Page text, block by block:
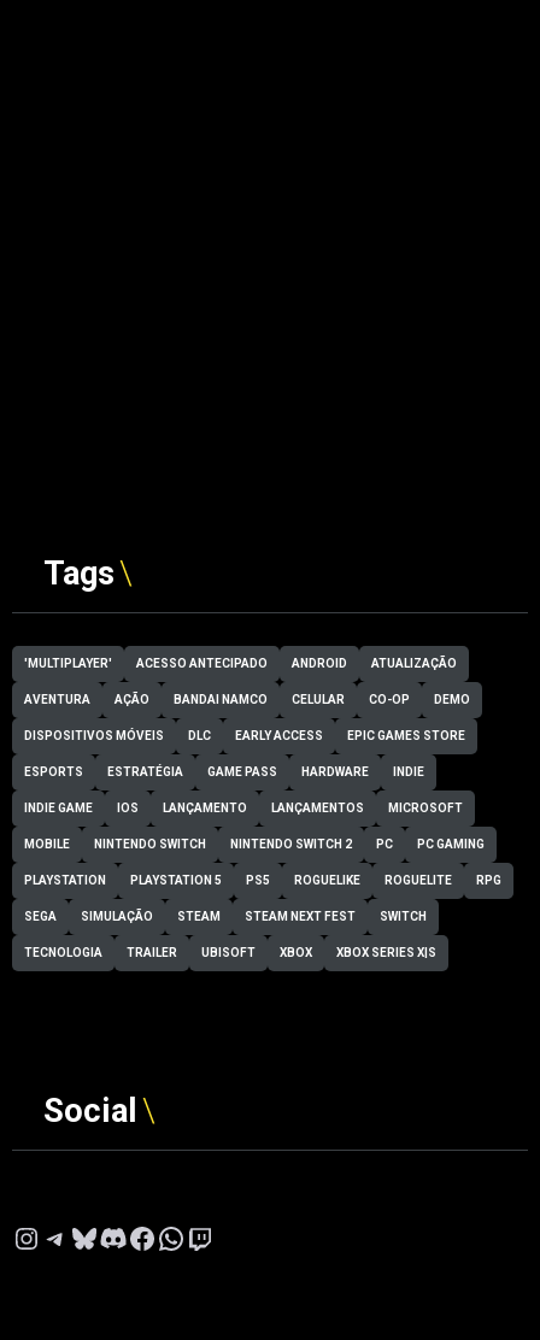
Tags
'MULTIPLAYER' ACESSO ANTECIPADO ANDROID ATUALIZAÇÃO
AVENTURA AÇÃO BANDAI NAMCO CELULAR CO-OP DEMO
DISPOSITIVOS MÓVEIS DLC EARLY ACCESS EPIC GAMES STORE
ESPORTS ESTRATÉGIA GAME PASS HARDWARE INDIE
INDIE GAME IOS LANÇAMENTO LANÇAMENTOS MICROSOFT
MOBILE NINTENDO SWITCH NINTENDO SWITCH 2 PC PC GAMING
PLAYSTATION PLAYSTATION 5 PS5 ROGUELIKE ROGUELITE RPG
SEGA SIMULAÇÃO STEAM STEAM NEXT FEST SWITCH
TECNOLOGIA TRAILER UBISOFT XBOX XBOX SERIES X|S
Social
Instagram
Telegram
Bluesky
Discord
Facebook
WhatsApp
Twitch